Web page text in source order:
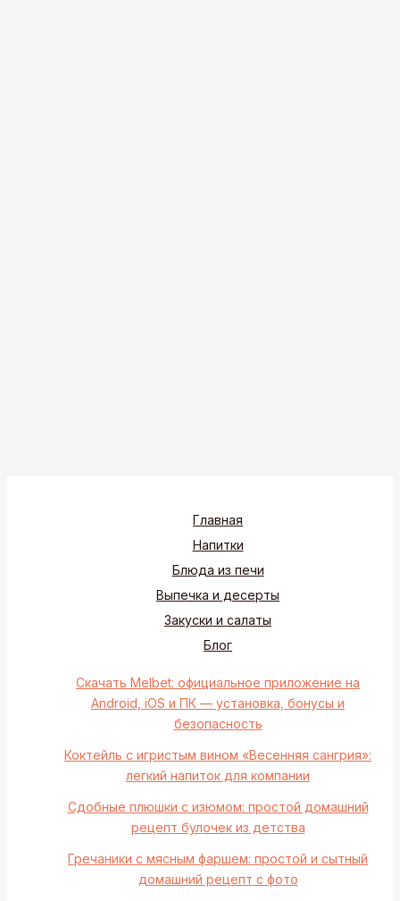
Главная
Напитки
Блюда из печи
Выпечка и десерты
Закуски и салаты
Блог
Скачать Melbet: официальное приложение на
Android, iOS и ПК — установка, бонусы и
безопасность
Коктейль с игристым вином «Весенняя сангрия»:
легкий напиток для компании
Сдобные плюшки с изюмом: простой домашний
рецепт булочек из детства
Гречаники с мясным фаршем: простой и сытный
домашний рецепт с фото